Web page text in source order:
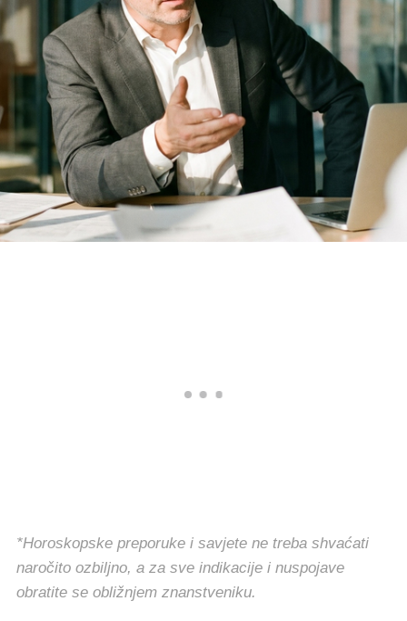
*Horoskopske preporuke i savjete ne treba shvaćati
naročito ozbiljno, a za sve indikacije i nuspojave
obratite se obližnjem znanstveniku.